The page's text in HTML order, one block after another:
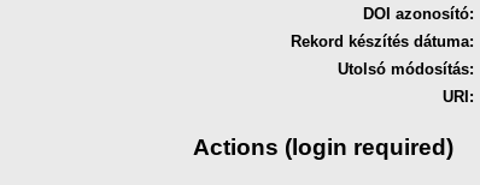
DOI azonosító:
Rekord készítés dátuma:
Utolsó módosítás:
URI:
Actions (login required)